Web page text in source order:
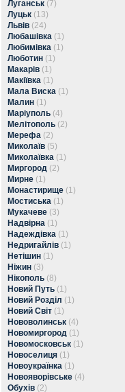
Луганськ (7)
Луцьк (13)
Львів (24)
Любашівка (1)
Любимівка (1)
Люботин (1)
Макарів (1)
Макіївка (1)
Мала Виска (1)
Малин (1)
Маріуполь (4)
Мелітополь (2)
Мерефа (2)
Миколаїв (5)
Миколаївка (1)
Миргород (2)
Мирне (1)
Монастирище (1)
Мостиська (1)
Мукачеве (3)
Надвірна (1)
Надеждівка (1)
Недригайлів (1)
Нетішин (1)
Ніжин (3)
Нікополь (8)
Новий Путь (1)
Новий Розділ (1)
Новий Світ (1)
Нововолинськ (4)
Новомиргород (1)
Новомосковськ (1)
Новоселиця (1)
Новоукраїнка (1)
Новояворівське (4)
Обухів (2)